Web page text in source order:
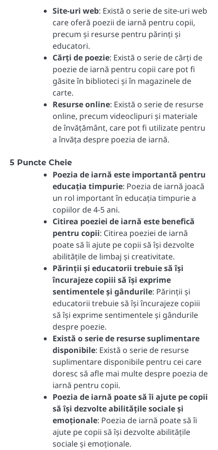
Site-uri web: Există o serie de site-uri web
care oferă poezii de iarnă pentru copii,
precum și resurse pentru părinți și
educatori.
Cărți de poezie: Există o serie de cărți de
poezie de iarnă pentru copii care pot fi
găsite în biblioteci și în magazinele de
carte.
Resurse online: Există o serie de resurse
online, precum videoclipuri și materiale
de învățământ, care pot fi utilizate pentru
a învăța despre poezia de iarnă.
5 Puncte Cheie
Poezia de iarnă este importantă pentru
educația timpurie: Poezia de iarnă joacă
un rol important în educația timpurie a
copiilor de 4-5 ani.
Citirea poeziei de iarnă este benefică
pentru copii: Citirea poeziei de iarnă
poate să îi ajute pe copii să își dezvolte
abilitățile de limbaj și creativitate.
Părinții și educatorii trebuie să își
încurajeze copiii să își exprime
sentimentele și gândurile: Părinții și
educatorii trebuie să își încurajeze copiii
să își exprime sentimentele și gândurile
despre poezie.
Există o serie de resurse suplimentare
disponibile: Există o serie de resurse
suplimentare disponibile pentru cei care
doresc să afle mai multe despre poezia de
iarnă pentru copii.
Poezia de iarnă poate să îi ajute pe copii
să își dezvolte abilitățile sociale și
emoționale: Poezia de iarnă poate să îi
ajute pe copii să își dezvolte abilitățile
sociale și emoționale.